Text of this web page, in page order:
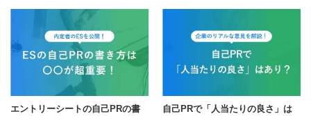
エントリーシートの自己PRの書
自己PRで「人当たりの良さ」は